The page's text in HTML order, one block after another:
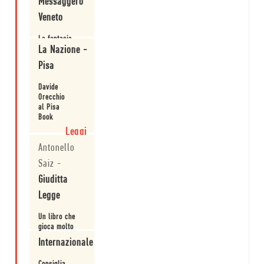
possibili.
modo
diverso
solito
di fare
letteratura
che
lascerà
certamente
soddisfatti.
Veneto
La fantasia
creativa degli
scrittori può
dare tonalità
drammaticità
della storia.
La Nazione -
Pisa
Davide
Orecchio
al Pisa
Book
Leggi
Antonello
Saiz -
Giuditta
Legge
Un libro che
gioca molto
con il passato,
i personaggi
Internazionale